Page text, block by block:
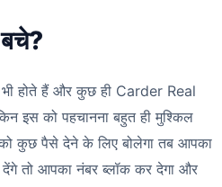
होते हैं और कुछ ही Carder Real
इस को पहचानना बहुत ही मुश्किल
कुछ पैसे देने के लिए बोलेगा तब आपका
तो आपका नंबर ब्लॉक कर देगा और